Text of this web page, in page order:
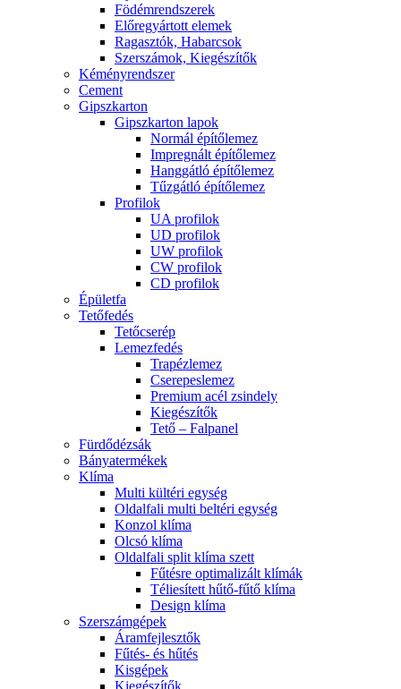
Födémrendszerek
Előregyártott elemek
Ragasztók, Habarcsok
Szerszámok, Kiegészítők
Kéményrendszer
Cement
Gipszkarton
Gipszkarton lapok
Normál építőlemez
Impregnált építőlemez
Hanggátló építőlemez
Tűzgátló építőlemez
Profilok
UA profilok
UD profilok
UW profilok
CW profilok
CD profilok
Épületfa
Tetőfedés
Tetőcserép
Lemezfedés
Trapézlemez
Cserepeslemez
Premium acél zsindely
Kiegészítők
Tető – Falpanel
Fürdődézsák
Bányatermékek
Klíma
Multi kültéri egység
Oldalfali multi beltéri egység
Konzol klíma
Olcsó klíma
Oldalfali split klíma szett
Fűtésre optimalizált klímák
Téliesített hűtő-fűtő klíma
Design klíma
Szerszámgépek
Áramfejlesztők
Fűtés- és hűtés
Kisgépek
Kiegészítők